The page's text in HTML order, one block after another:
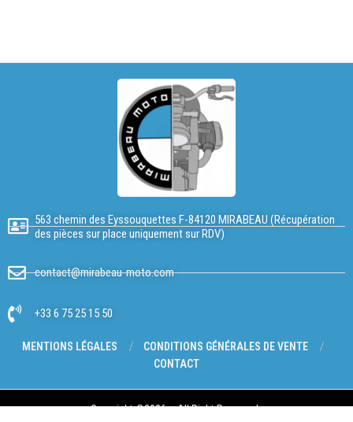
563 chemin des Eyssouquettes F-84120 MIRABEAU (Récupération
des pièces sur place uniquement sur RDV)
contact@mirabeau-moto.com
+33 6 75 25 15 50
MENTIONS LÉGALES
CONDITIONS GÉNÉRALES DE VENTE
CONTACT
Copyright @2026 – All Right Reserved.